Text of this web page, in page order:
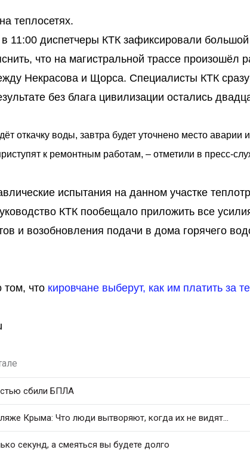
теплосетях.
11:00 диспетчеры КТК зафиксировали
что на магистральной трассе
Некрасова и Щорса. Специалисты КТК
без блага цивилизации остались
откачку воды, завтра будет уточнено место аварии
к ремонтным работам, – отметили в пресс-
испытания на данном участке
КТК пообещало приложить все
и возобновления подачи в дома горячего
что кировчане выберут, как им платить за
сбили БПЛА
Крыма: Что люди вытворяют, когда их не видят...
секунд, а смеяться вы будете долго